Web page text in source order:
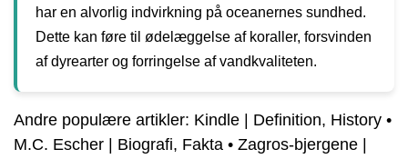
har en alvorlig indvirkning på oceanernes sundhed.
Dette kan føre til ødelæggelse af koraller, forsvinden
af dyrearter og forringelse af vandkvaliteten.
Andre populære artikler: Kindle | Definition, History •
M.C. Escher | Biografi, Fakta • Zagros-bjergene |